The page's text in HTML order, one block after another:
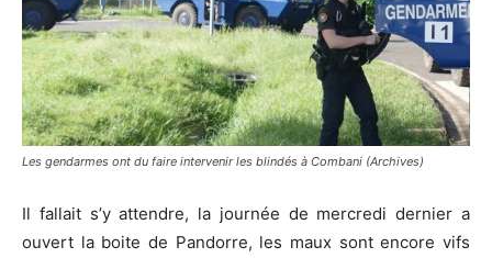
Les gendarmes ont du faire intervenir les blindés à Combani (Archives)
Il fallait s’y attendre, la journée de mercredi dernier a
ouvert la boite de Pandorre, les maux sont encore vifs